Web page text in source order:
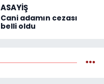
ASAYİŞ
Cani adamın cezası
belli oldu